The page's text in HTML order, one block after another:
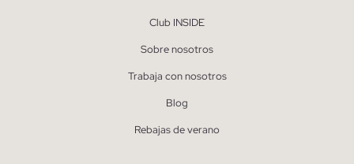
Club INSIDE
Sobre nosotros
Trabaja con nosotros
Blog
Rebajas de verano